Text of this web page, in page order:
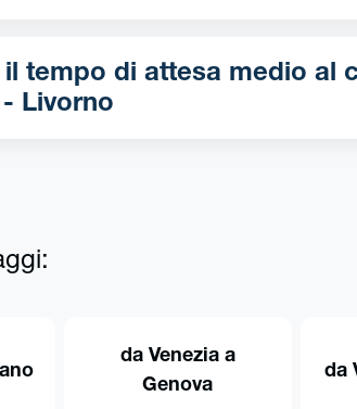
il tempo di attesa medio al
- Livorno
da Venezia a
Genova
da